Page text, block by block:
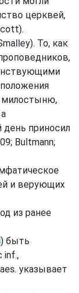
церквей,
).
). То, как
милостыню,
день приносил
Bultmann;
и верующих
из ранее
) быть
inf.,
указывает